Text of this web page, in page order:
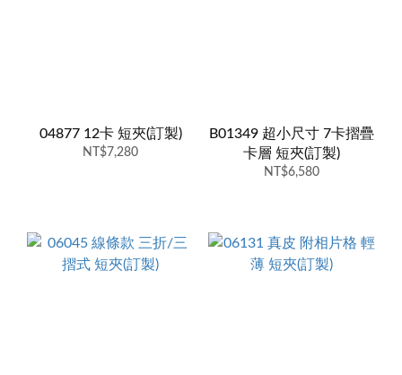
04877 12卡 短夾(訂製)
NT$7,280
B01349 超小尺寸 7卡摺疊
卡層 短夾(訂製)
NT$6,580